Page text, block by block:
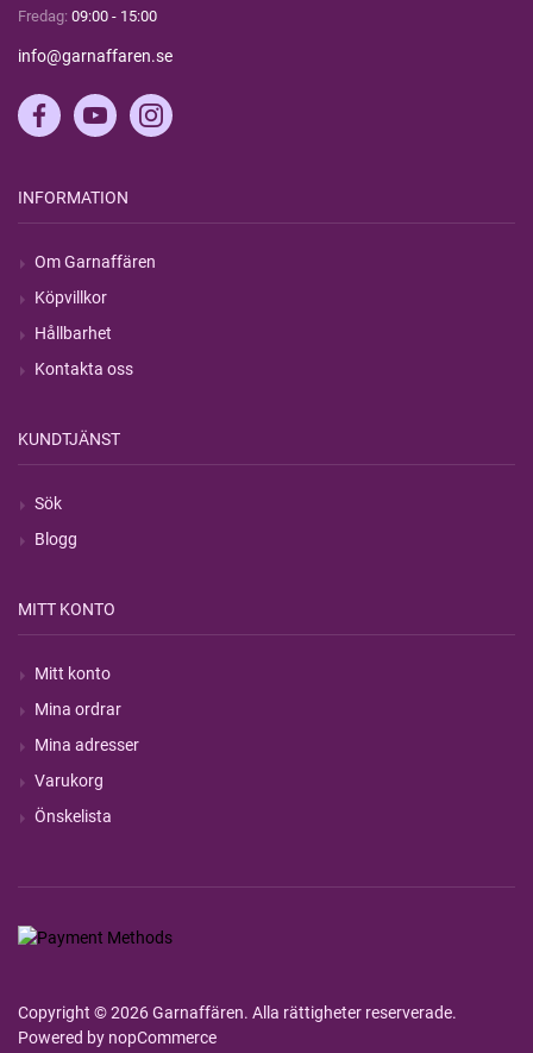
Fredag: 09:00 - 15:00
info@garnaffaren.se
INFORMATION
Om Garnaffären
Köpvillkor
Hållbarhet
Kontakta oss
KUNDTJÄNST
Sök
Blogg
MITT KONTO
Mitt konto
Mina ordrar
Mina adresser
Varukorg
Önskelista
Copyright © 2026 Garnaffären. Alla rättigheter reserverade.
Powered by nopCommerce